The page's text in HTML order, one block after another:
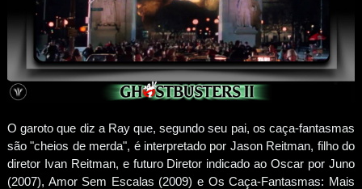
O garoto que diz a Ray que, segundo seu pai, os caça-fantasmas
são "cheios de merda", é interpretado por Jason Reitman, filho do
diretor Ivan Reitman, e futuro Diretor indicado ao Oscar por Juno
(2007), Amor Sem Escalas (2009) e Os Caça-Fantasmas: Mais